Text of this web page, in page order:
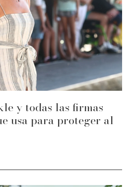
y todas las firmas
usa para proteger al